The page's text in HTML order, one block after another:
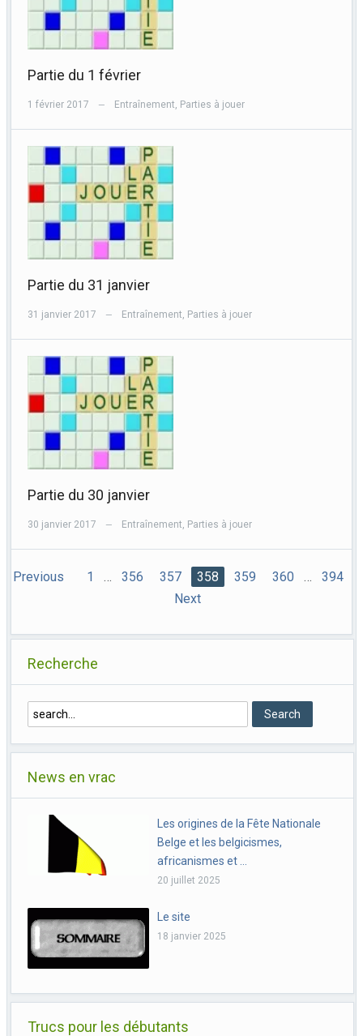
Partie du 1 février
1 février 2017 — Entraînement, Parties à jouer
Partie du 31 janvier
31 janvier 2017 — Entraînement, Parties à jouer
Partie du 30 janvier
30 janvier 2017 — Entraînement, Parties à jouer
Previous 1 … 356 357 358 359 360 …
394
Next
Recherche
News en vrac
Les origines de la Fête Nationale
Belge et les belgicismes,
africanismes et …
20 juillet 2025
Le site
18 janvier 2025
Trucs pour les débutants